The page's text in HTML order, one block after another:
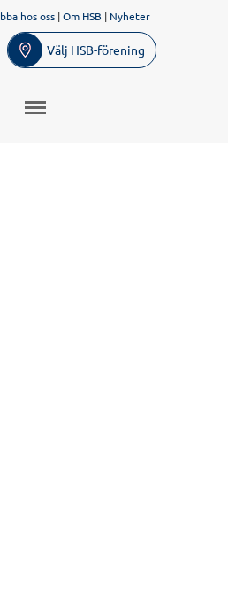
hos oss |Om HSB | Nyheter
Välj HSB-förening